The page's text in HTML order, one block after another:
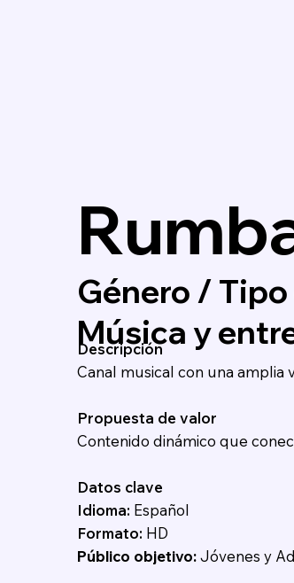
Género /
Música y
Descripción
Canal musical con una amplia
Propuesta de valor
Contenido dinámico que
Datos clave
Idioma: Español
Formato: HD
Público objetivo:Jóvenes y